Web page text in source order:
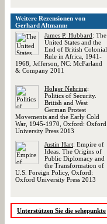
Weitere Rezensionen von
Gerhard Altmann:
James P. Hubbard: The
United States and the
End of British Colonial
Rule in Africa, 1941-
1968, Jefferson, NC: McFarland
& Company 2011
Holger Nehring:
Politics of Security.
British and West
German Protest
Movements and the Early Cold
War, 1945-1970, Oxford: Oxford
University Press 2013
Justin Hart: Empire of
Ideas. The Origins of
Public Diplomacy and
the Transformation of
U.S. Foreign Policy, Oxford:
Oxford University Press 2013
Unterstützen Sie die sehepunkte